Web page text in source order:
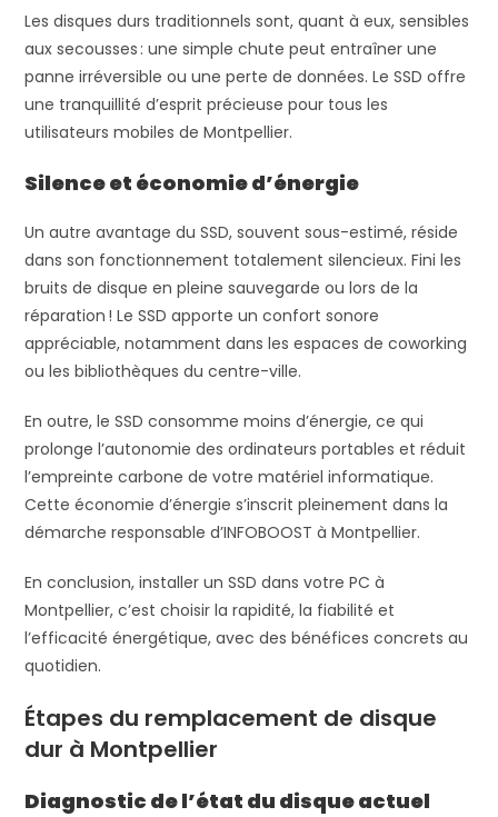
Les disques durs traditionnels sont, quant à eux, sensibles
aux secousses : une simple chute peut entraîner une
panne irréversible ou une perte de données. Le SSD offre
une tranquillité d’esprit précieuse pour tous les
utilisateurs mobiles de Montpellier.
Silence et économie d’énergie
Un autre avantage du SSD, souvent sous-estimé, réside
dans son fonctionnement totalement silencieux. Fini les
bruits de disque en pleine sauvegarde ou lors de la
réparation ! Le SSD apporte un confort sonore
appréciable, notamment dans les espaces de coworking
ou les bibliothèques du centre-ville.
En outre, le SSD consomme moins d’énergie, ce qui
prolonge l’autonomie des ordinateurs portables et réduit
l’empreinte carbone de votre matériel informatique.
Cette économie d’énergie s’inscrit pleinement dans la
démarche responsable d’INFOBOOST à Montpellier.
En conclusion, installer un SSD dans votre PC à
Montpellier, c’est choisir la rapidité, la fiabilité et
l’efficacité énergétique, avec des bénéfices concrets au
quotidien.
Étapes du remplacement de disque
dur à Montpellier
Diagnostic de l’état du disque actuel